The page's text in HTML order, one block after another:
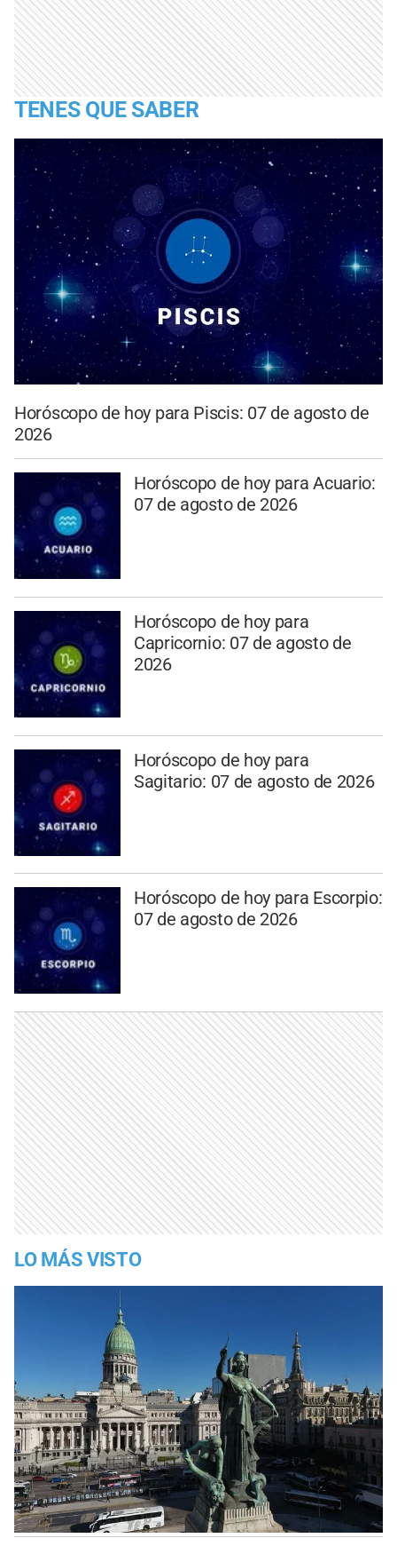
TENES QUE SABER
Horóscopo de hoy para Piscis: 07 de agosto de
2026
Horóscopo de hoy para Acuario:
07 de agosto de 2026
Horóscopo de hoy para
Capricornio: 07 de agosto de
2026
Horóscopo de hoy para
Sagitario: 07 de agosto de 2026
Horóscopo de hoy para Escorpio:
07 de agosto de 2026
LO MÁS VISTO